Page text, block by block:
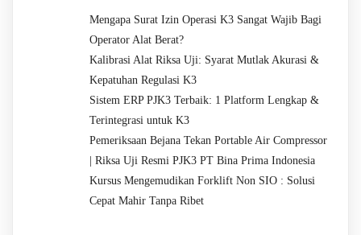
Mengapa Surat Izin Operasi K3 Sangat Wajib Bagi
Operator Alat Berat?
Kalibrasi Alat Riksa Uji: Syarat Mutlak Akurasi &
Kepatuhan Regulasi K3
Sistem ERP PJK3 Terbaik: 1 Platform Lengkap &
Terintegrasi untuk K3
Pemeriksaan Bejana Tekan Portable Air Compressor
| Riksa Uji Resmi PJK3 PT Bina Prima Indonesia
Kursus Mengemudikan Forklift Non SIO : Solusi
Cepat Mahir Tanpa Ribet